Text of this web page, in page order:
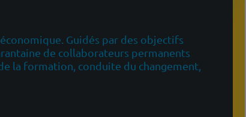
Guidés par des objectifs
de collaborateurs permanents
la formation, conduite du changement,